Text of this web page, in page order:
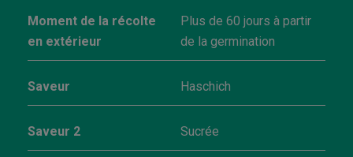
Moment de la récolte
en extérieur
Plus de 60 jours à partir
de la germination
Saveur Haschich
Saveur 2 Sucrée